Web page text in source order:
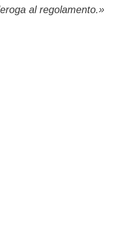
al regolamento.»